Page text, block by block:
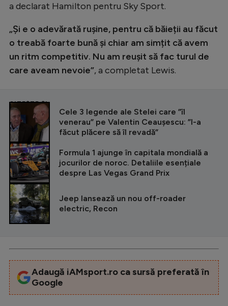
a declarat Hamilton pentru Sky Sport.
„Și e o adevărată rușine, pentru că băieții au făcut
o treabă foarte bună și chiar am simțit că avem
un ritm competitiv. Nu am reușit să fac turul de
care aveam nevoie”, a completat Lewis.
CITEȘTE ȘI
Cele 3 legende ale Stelei care ”îl
venerau” pe Valentin Ceaușescu: ”I-a
făcut plăcere să îl revadă”
Formula 1 ajunge în capitala mondială a
jocurilor de noroc. Detaliile esențiale
despre Las Vegas Grand Prix
Jeep lansează un nou off-roader
electric, Recon
Adaugă iAMsport.ro ca sursă preferată în
Google